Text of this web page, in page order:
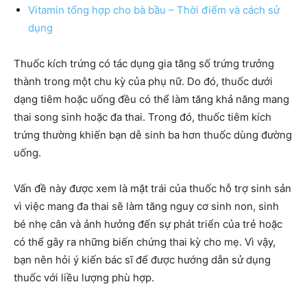
Vitamin tổng hợp cho bà bầu – Thời điểm và cách sử
dụng
Thuốc kích trứng có tác dụng gia tăng số trứng trưởng
thành trong một chu kỳ của phụ nữ. Do đó, thuốc dưới
dạng tiêm hoặc uống đều có thể làm tăng khả năng mang
thai song sinh hoặc đa thai. Trong đó, thuốc tiêm kích
trứng thường khiến bạn dễ sinh ba hơn thuốc dùng đường
uống.
Vấn đề này được xem là mặt trái của thuốc hỗ trợ sinh sản
vì việc mang đa thai sẽ làm tăng nguy cơ sinh non, sinh
bé nhẹ cân và ảnh hưởng đến sự phát triển của trẻ hoặc
có thể gây ra những biến chứng thai kỳ cho mẹ. Vì vậy,
bạn nên hỏi ý kiến bác sĩ để được hướng dẫn sử dụng
thuốc với liều lượng phù hợp.